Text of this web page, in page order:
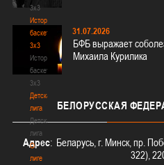
3х3
История
баскетбола
3х3
История
баскетбола
3х3
Детская
лига
Детская
лига
О
лиге
31.07.2026
БФБ выражает
Михаила Курилика
БЕЛОРУССКАЯ
Адрес: Беларусь, г. Минск, пр.
322),